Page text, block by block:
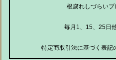
根腐れしづらいブ
毎月1、15、25日
特定商取引法に基づく表記